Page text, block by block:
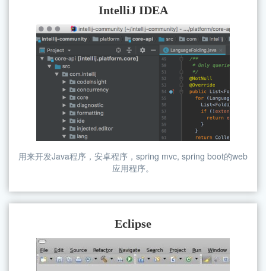
IntelliJ IDEA
用来开发Java程序，安卓程序，spring mvc, spring boot的web
应用程序。
Eclipse